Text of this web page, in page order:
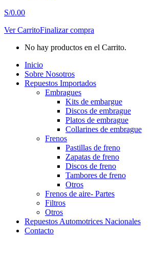
S/0.00
Ver CarritoFinalizar compra
No hay productos en el Carrito.
Inicio
Sobre Nosotros
Repuestos Importados
Embragues
Kits de embargue
Discos de embrague
Platos de embrague
Collarines de embrague
Frenos
Pastillas de freno
Zapatas de freno
Discos de freno
Tambores de freno
Otros
Frenos de aire- Partes
Filtros
Otros
Repuestos Automotrices Nacionales
Contacto